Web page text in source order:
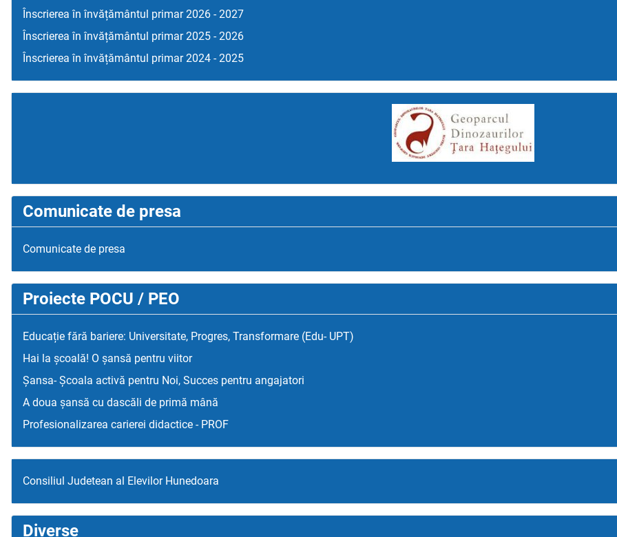
Înscrierea în învățământul primar 2026 - 2027
Înscrierea în învățământul primar 2025 - 2026
Înscrierea în învățământul primar 2024 - 2025
Comunicate de presa
Comunicate de presa
Proiecte POCU / PEO
Educație fără bariere: Universitate, Progres, Transformare (Edu- UPT)
Hai la școală! O șansă pentru viitor
Șansa- Școala activă pentru Noi, Succes pentru angajatori
A doua șansă cu dascăli de primă mână
Profesionalizarea carierei didactice - PROF
Consiliul Judetean al Elevilor Hunedoara
Diverse